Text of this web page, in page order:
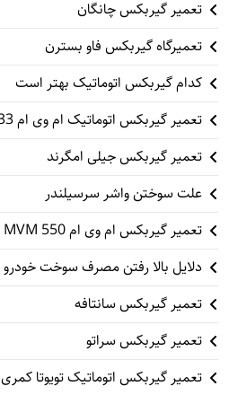
تعمیر گیربکس چانگان
تعمیرگاه گیربکس فاو بسترن
کدام گیربکس اتوماتیک بهتر است
تعمیر گیربکس اتوماتیک ام وی ام MVM X33
تعمیر گیربکس جیلی امگرند
علت سوختن واشر سرسیلندر
تعمیر گیربکس ام وی ام 550 MVM
دلایل بالا رفتن مصرف سوخت خودرو
تعمیر گیربکس سانتافه
تعمیر گیربکس سراتو
تعمیر گیربکس اتوماتیک تویوتا کمری